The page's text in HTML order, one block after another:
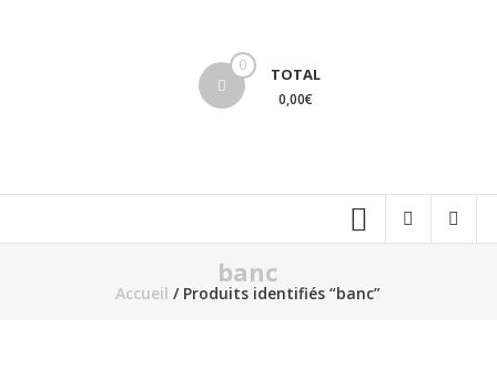
lucinevintage 0 TOTAL
0,00€
banc
Accueil / Produits identifiés “banc”